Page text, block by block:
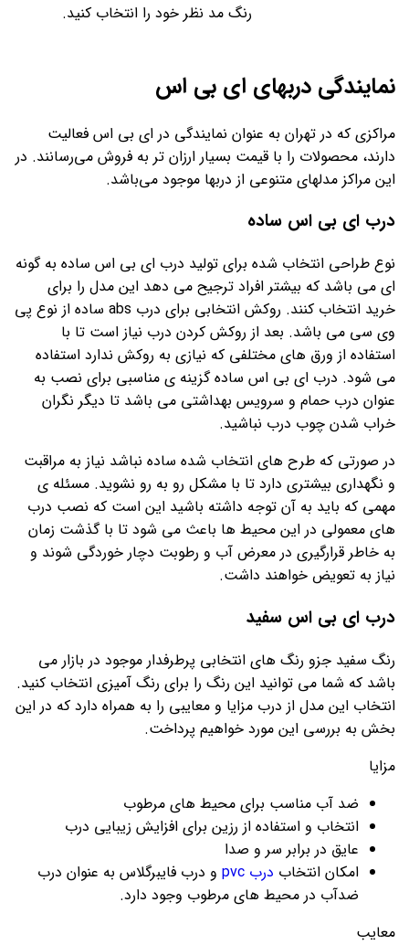
رنگ مد نظر خود را انتخاب کنید.
نمایندگی دربهای ای بی اس
مراکزی که در تهران به عنوان نمایندگی در ای بی اس فعالیت
دارند، محصولات را با قیمت بسیار ارزان تر به فروش می‌رسانند. در
این مراکز مدلهای متنوعی از دربها موجود می‌باشد.
درب ای بی اس ساده
نوع طراحی انتخاب شده برای تولید درب ای بی اس ساده به گونه
ای می باشد که بیشتر افراد ترجیح می دهد این مدل را برای
خرید انتخاب کنند. روکش انتخابی برای درب abs ساده از نوع پی
وی سی می باشد. بعد از روکش کردن درب نیاز است تا با
استفاده از ورق های مختلفی که نیازی به روکش ندارد استفاده
می شود. درب ای بی اس ساده گزینه ی مناسبی برای نصب به
عنوان درب حمام و سرویس بهداشتی می باشد تا دیگر نگران
خراب شدن چوب درب نباشید.
در صورتی که طرح های انتخاب شده ساده نباشد نیاز به مراقبت
و نگهداری بیشتری دارد تا با مشکل رو به رو نشوید. مسئله ی
مهمی که باید به آن توجه داشته باشید این است که نصب درب
های معمولی در این محیط ها باعث می شود تا با گذشت زمان
به خاطر قرارگیری در معرض آب و رطوبت دچار خوردگی شوند و
نیاز به تعویض خواهند داشت.
درب ای بی اس سفید
رنگ سفید جزو رنگ های انتخابی پرطرفدار موجود در بازار می
باشد که شما می توانید این رنگ را برای رنگ آمیزی انتخاب کنید.
انتخاب این مدل از درب مزایا و معایبی را به همراه دارد که در این
بخش به بررسی این مورد خواهیم پرداخت.
مزایا
ضد آب مناسب برای محیط های مرطوب
انتخاب و استفاده از رزین برای افزایش زیبایی درب
عایق در برابر سر و صدا
امکان انتخاب درب pvc
و درب فایبرگلاس به عنوان درب
ضدآب در محیط های مرطوب وجود دارد.
معایب